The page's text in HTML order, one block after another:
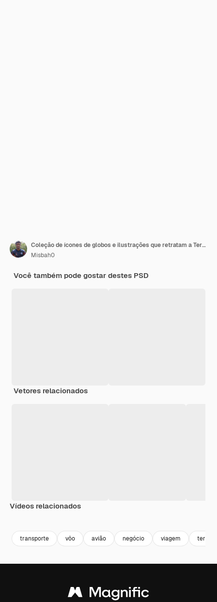
Coleção de ícones de globos e ilustrações que retratam a Terra e conceitos globais
Misbah0
Você também pode gostar destes PSD
Vetores relacionados
Vídeos relacionados
transporte vôo avião negócio viagem terra